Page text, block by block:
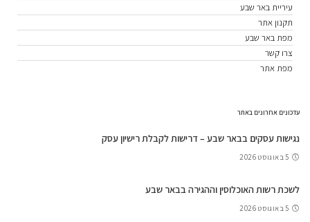
עיריית באר שבע
תקנון אתר
מפת באר שבע
צרו קשר
מפת אתר
עדכונים אחרונים באתר
נגישות עסקים בבאר שבע – דרישות לקבלת רישיון עסק
5 באוגוסט 2026
לשכת רשות האוכלוסין וההגירה בבאר שבע
5 באוגוסט 2026